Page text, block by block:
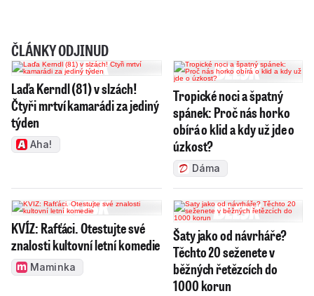
ČLÁNKY ODJINUD
Laďa Kerndl (81) v slzách!
Čtyři mrtví kamarádi za jediný
týden
Aha!
Tropické noci a špatný
spánek: Proč nás horko
obírá o klid a kdy už jde o
úzkost?
Dáma
KVÍZ: Rafťáci. Otestujte své
znalosti kultovní letní komedie
Maminka
Šaty jako od návrháře?
Těchto 20 seženete v
běžných řetězcích do
1000 korun